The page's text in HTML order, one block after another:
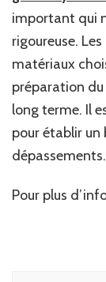
important qui
rigoureuse.
matériaux
préparation
long terme. Il
pour établir un
dépassements.
Pour plus